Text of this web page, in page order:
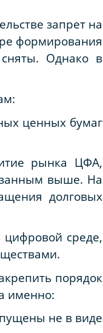
запрет на
формирования
Однако в
ценных бумаг
рынка ЦФА,
выше. На
долговых
цифровой среде,
порядок
именно:
не в виде